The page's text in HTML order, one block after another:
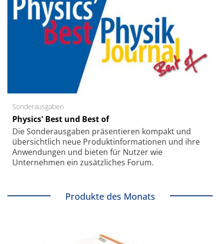
Sonderausgaben
Physics' Best und Best of
Die Sonder­ausgaben präsentieren kompakt und
übersichtlich neue Produkt­informationen und ihre
Anwendungen und bieten für Nutzer wie
Unternehmen ein zusätzliches Forum.
Produkte des Monats